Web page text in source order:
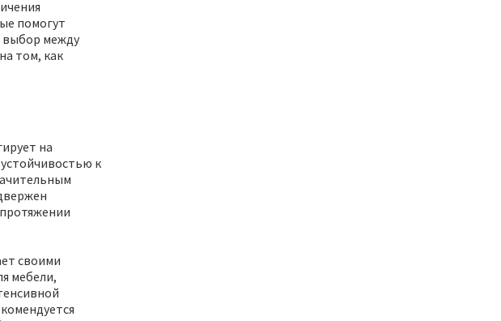
помогут
выбор между
том, как
на
к
своими
мебели,